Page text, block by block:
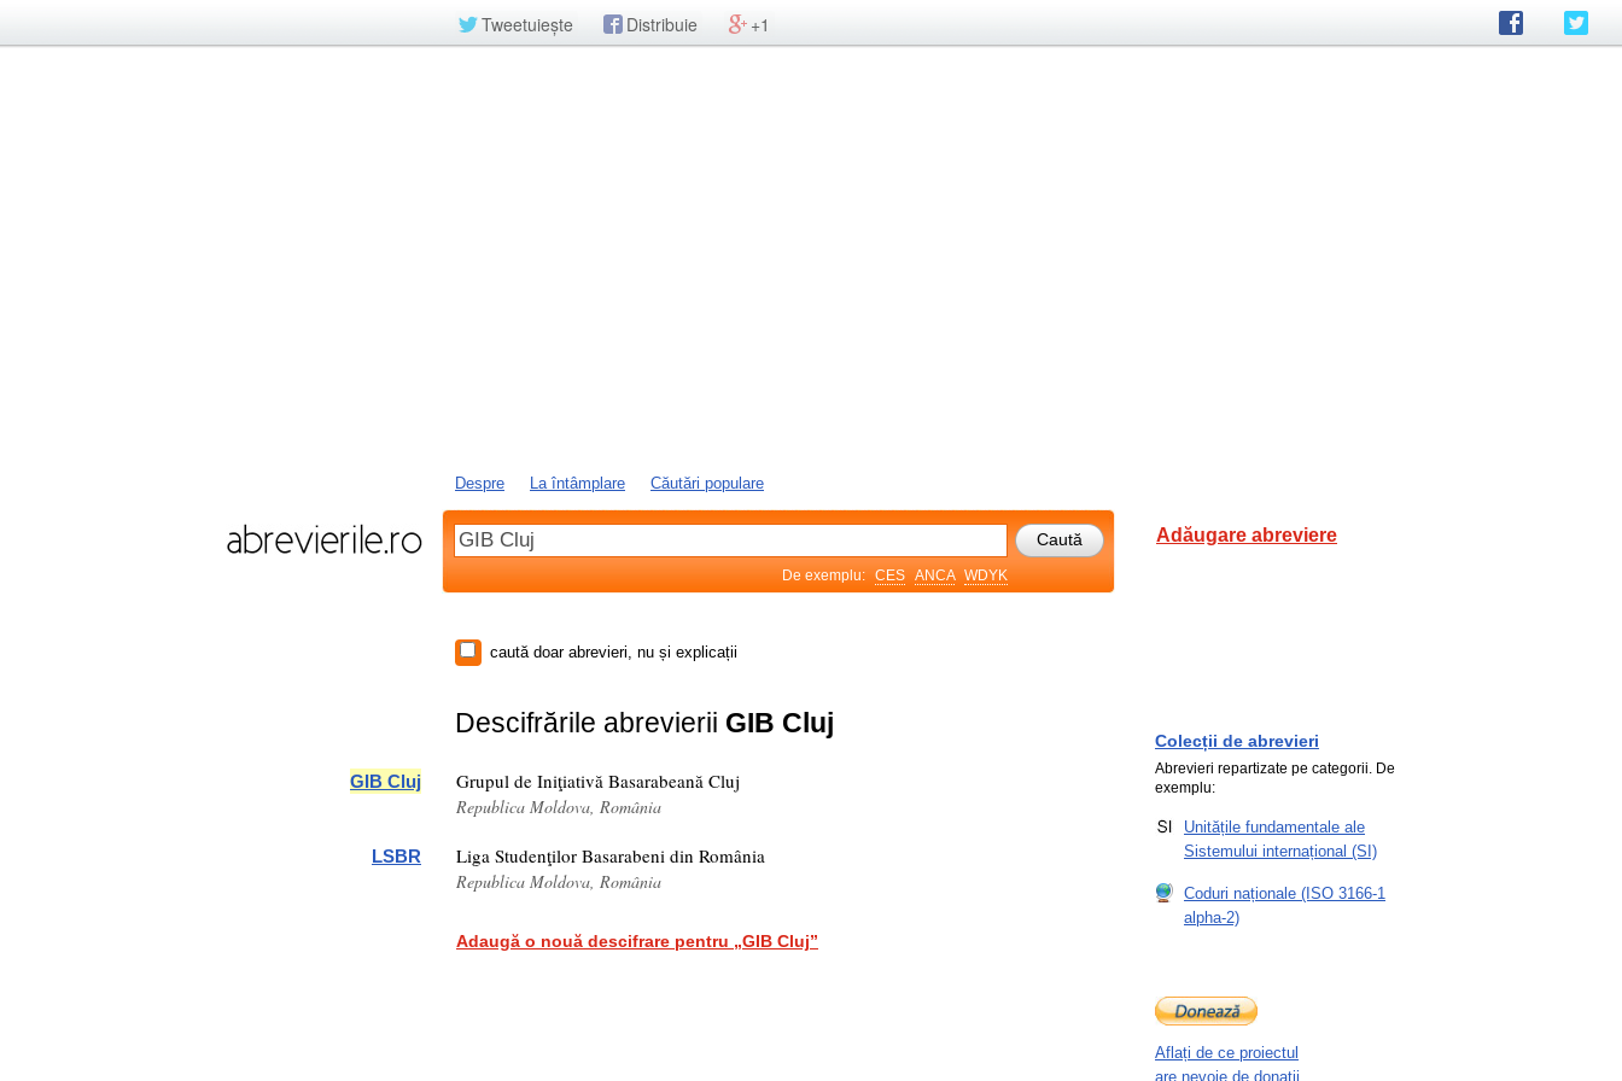
Tweetuiește Distribuie +1
Despre La întâmplare Căutări populare
De exemplu: CES ANCA WDYK
Adăugare abreviere
caută doar abrevieri, nu și explicații
Descifrările abrevierii GIB Cluj
GIB Cluj Grupul de Iniţiativă Basarabeană Cluj
Republica Moldova, România
LSBR Liga Studenţilor Basarabeni din România
Republica Moldova, România
Adaugă o nouă descifrare pentru „GIB Cluj”
Colecții de abrevieri
Abrevieri repartizate pe categorii. De
exemplu:
Unitățile fundamentale ale
Sistemului internațional (SI)
Coduri naționale (ISO 3166-1
alpha-2)
Aflați de ce proiectul
are nevoie de donații